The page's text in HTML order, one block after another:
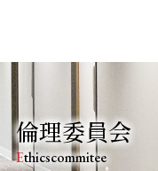
倫理委員会
Ethicscommitee